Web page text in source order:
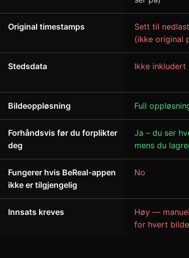
Original timestamps
Sett til
(ikke original
Stedsdata Ikke inkludert
Bildeoppløsning Full
Forhåndsvis før du forplikter
deg
Ja – du ser
mens du
Fungerer hvis BeReal-appen
ikke er tilgjengelig
No
Innsats kreves
Høy —
for hvert bilde